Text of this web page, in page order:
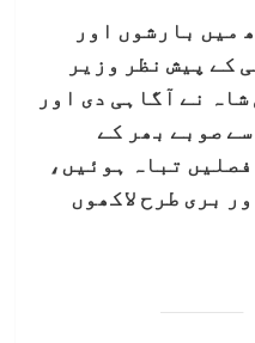
میں بارشوں اور
کے پیش نظر وزیر
نے آگاہی دی اور
صوبے بھر کے
تباہ ہوئیں،
بری طرح لاکھوں